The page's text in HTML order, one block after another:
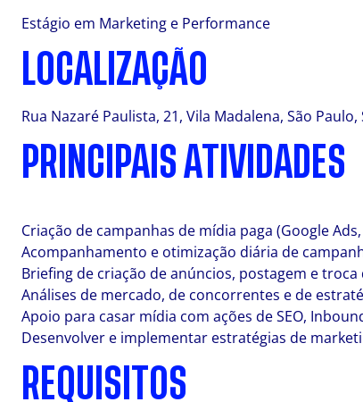
Estágio em Marketing e Performance
LOCALIZAÇÃO
Rua Nazaré Paulista, 21, Vila Madalena, São Paulo,
PRINCIPAIS ATIVIDADES
Criação de campanhas de mídia paga (Google
Acompanhamento e otimização diária de
Briefing de criação de anúncios, postagem e troca
Análises de mercado, de concorrentes e de
Apoio para casar mídia com ações de SEO,
Desenvolver e implementar estratégias de
REQUISITOS